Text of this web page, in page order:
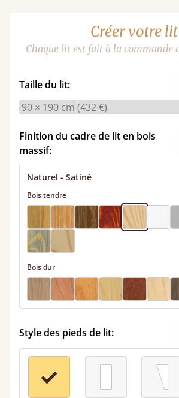
Créer votre lit
Chaque lit est fait à la commande
Taille du lit:
Finition du cadre de lit en bois
massif:
Naturel - Satiné
Bois tendre
Bois dur
Style des pieds de lit: